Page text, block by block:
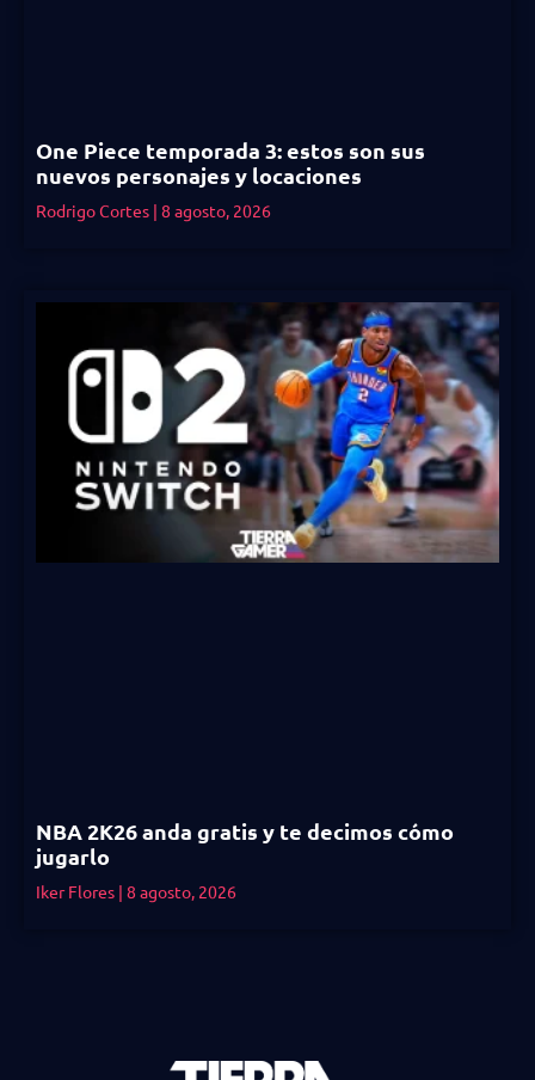
One Piece temporada 3: estos son sus
nuevos personajes y locaciones
Rodrigo Cortes 8 agosto, 2026
NBA 2K26 anda gratis y te decimos cómo
jugarlo
Iker Flores 8 agosto, 2026